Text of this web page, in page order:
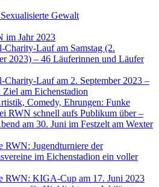
Gewalt
im Jahr 2023
Charity-Lauf am Samstag (2.
2023) – 46 Läuferinnen und Läufer
Charity-Lauf am 2. September 2023 –
Ziel am Eichenstadion
Comedy, Ehrungen: Funke
RWN schnell aufs Publikum über –
am 30. Juni im Festzelt am Wexter
RWN: Jugendturniere der
im Eichenstadion ein voller
RWN: KIGA-Cup am 17. Juni 2023